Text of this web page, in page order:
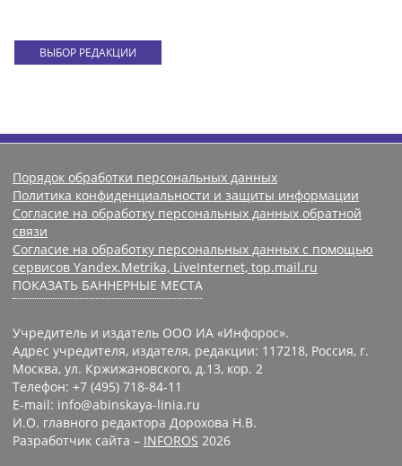
ВЫБОР РЕДАКЦИИ
Порядок обработки персональных данных
Политика конфиденциальности и защиты информации
Согласие на обработку персональных данных обратной
связи
Согласие на обработку персональных данных с помощью
сервисов Yandex.Metrika, LiveInternet, top.mail.ru
ПОКАЗАТЬ БАННЕРНЫЕ МЕСТА
Учредитель и издатель ООО ИА «Инфорос».
Адрес учредителя, издателя, редакции: 117218, Россия, г.
Москва, ул. Кржижановского, д.13, кор. 2
Телефон: +7 (495) 718-84-11
E-mail: info@abinskaya-linia.ru
И.О. главного редактора Дорохова Н.В.
Разработчик сайта – INFOROS 2026